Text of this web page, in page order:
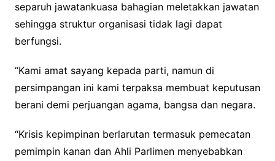
separuh jawatankuasa bahagian meletakkan jawatan
sehingga struktur organisasi tidak lagi dapat
berfungsi.
“Kami amat sayang kepada parti, namun di
persimpangan ini kami terpaksa membuat keputusan
berani demi perjuangan agama, bangsa dan negara.
“Krisis kepimpinan berlarutan termasuk pemecatan
pemimpin kanan dan Ahli Parlimen menyebabkan